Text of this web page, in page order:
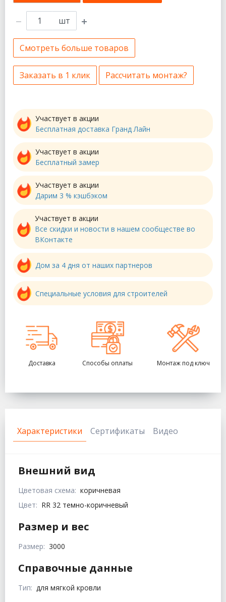
шт
Смотреть больше товаров
Заказать в 1 клик Рассчитать монтаж?
Участвует в акции
Бесплатная доставка Гранд Лайн
Участвует в акции
Бесплатный замер
Участвует в акции
Дарим 3 % кэшбэком
Участвует в акции
Все скидки и новости в нашем сообществе во
ВКонтакте
Дом за 4 дня от наших партнеров
Специальные условия для строителей
Доставка Способы оплаты Монтаж под ключ
Характеристики Сертификаты Видео
Внешний вид
Цветовая схема: коричневая
Цвет: RR 32 темно-коричневый
Размер и вес
Размер: 3000
Справочные данные
Тип: для мягкой кровли